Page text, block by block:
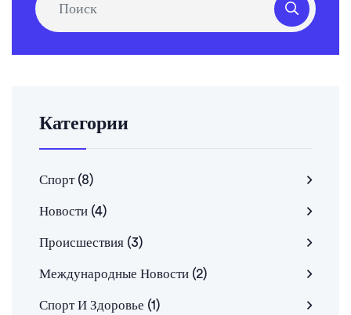
Категории
Спорт (8)
Новости (4)
Происшествия (3)
Международные Новости (2)
Спорт И Здоровье (1)